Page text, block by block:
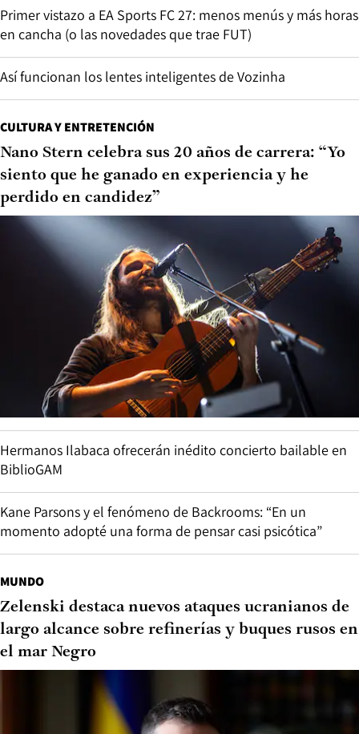
Primer vistazo a EA Sports FC 27: menos menús y más horas
en cancha (o las novedades que trae FUT)
Así funcionan los lentes inteligentes de Vozinha
CULTURA Y ENTRETENCIÓN
Nano Stern celebra sus 20 años de carrera: “Yo
siento que he ganado en experiencia y he
perdido en candidez”
Hermanos Ilabaca ofrecerán inédito concierto bailable en
BiblioGAM
Kane Parsons y el fenómeno de Backrooms: “En un
momento adopté una forma de pensar casi psicótica”
MUNDO
Zelenski destaca nuevos ataques ucranianos de
largo alcance sobre refinerías y buques rusos en
el mar Negro